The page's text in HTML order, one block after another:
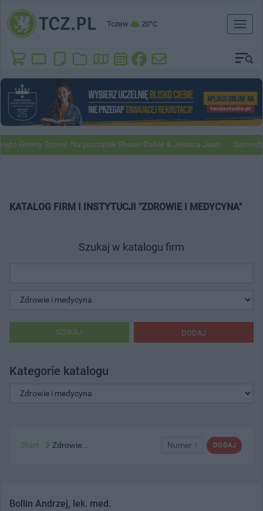
Tczew 20°C
Toggle
Gminy Tczew. Na początek Shaun Baker & Jessica Jean
KATALOG FIRM I INSTYTUCJI "ZDROWIE I MEDYCYNA"
Szukaj w katalogu firm
DODAJ
SZUKAJ
Kategorie katalogu
DODAJ
Numer ↑
Start Zdrowie...
Bollin Andrzej, lek. med.